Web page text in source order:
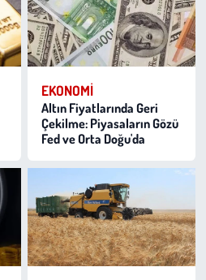
EKONOMI
Altın Fiyatlarında Geri
Çekilme: Piyasaların Gözü
Fed ve Orta Doğu'da